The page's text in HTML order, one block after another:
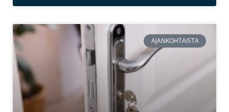
AJANKOHTAISTA